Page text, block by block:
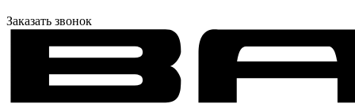
Заказать звонок